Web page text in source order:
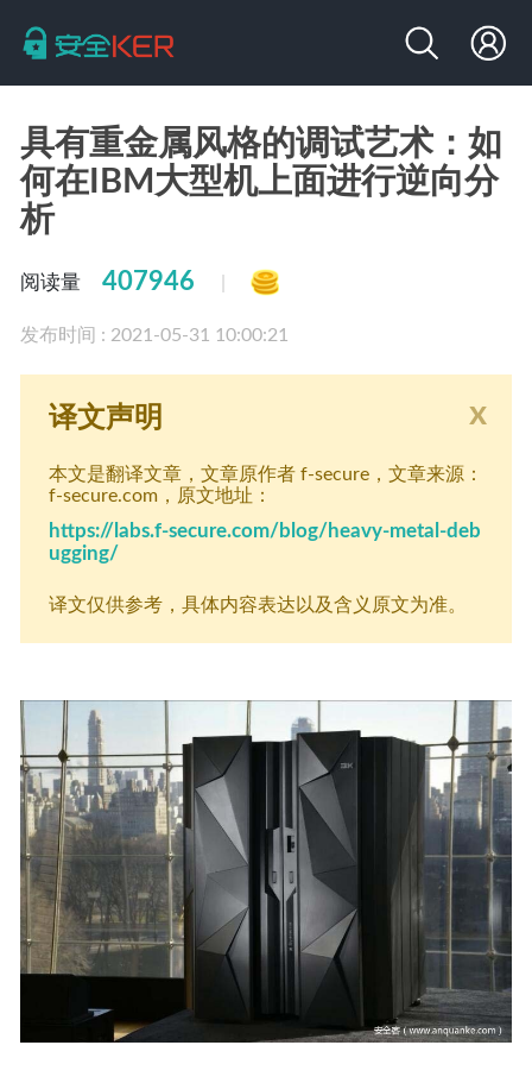
具有重金属风格的调试艺术：如
何在IBM大型机上面进行逆向分
析
阅读量 407946
发布时间 : 2021-05-31 10:00:21
x
译文声明
本文是翻译文章，文章原作者 f-secure，文章来源：
f-secure.com，原文地址：
https://labs.f-secure.com/blog/heavy-metal-deb
ugging/
译文仅供参考，具体内容表达以及含义原文为准。